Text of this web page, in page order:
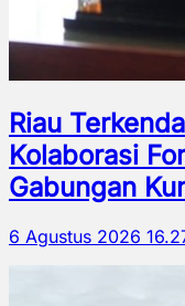
Riau
Kolaborasi
Gabungan
6 Agustus 2026